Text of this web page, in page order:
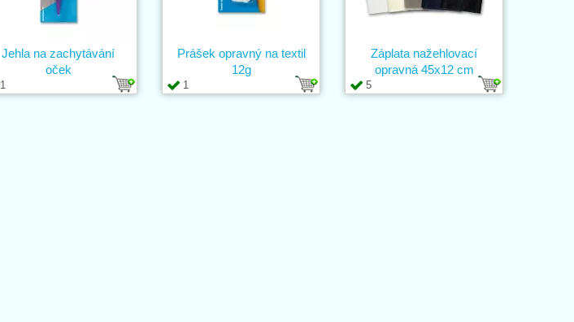
1
Jehla na zachytávání
oček
1
Prášek opravný na textil
12g
5
Záplata nažehlovací
opravná 45x12 cm